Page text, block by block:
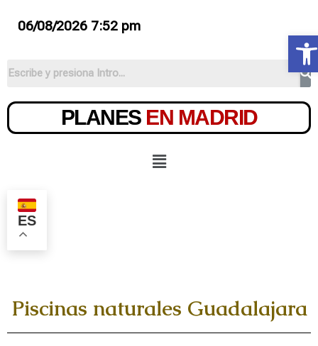
06/08/2026 7:52 pm
PLANES EN MADRID
ES
Piscinas naturales Guadalajara